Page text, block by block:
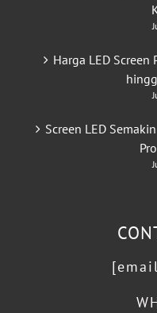
Harga LED
Screen LED